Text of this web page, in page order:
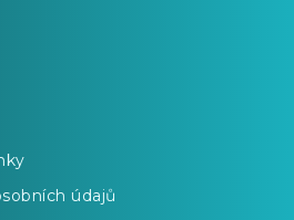
údajů